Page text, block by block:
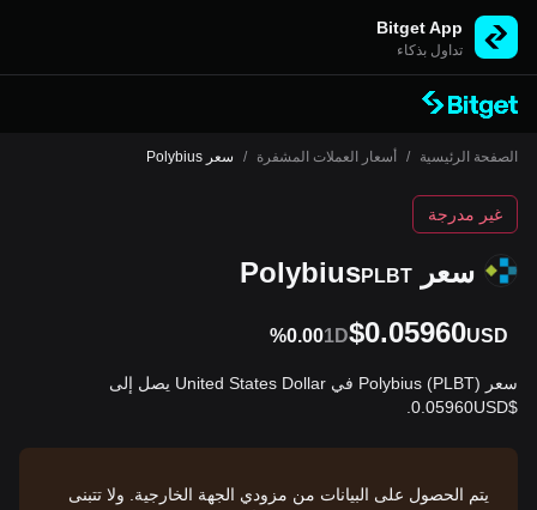
Bitget App
تداول بذكاء
الصفحة الرئيسية / أسعار العملات المشفرة / سعر Polybius
سعر Polybius PLBT
غير مدرجة
$0.05960USD
%0.001D
سعر Polybius (PLBT) في United States Dollar يصل إلى
$0.05960USD.
يتم الحصول على البيانات من مزودي الجهة الخارجية. ولا تتبنى